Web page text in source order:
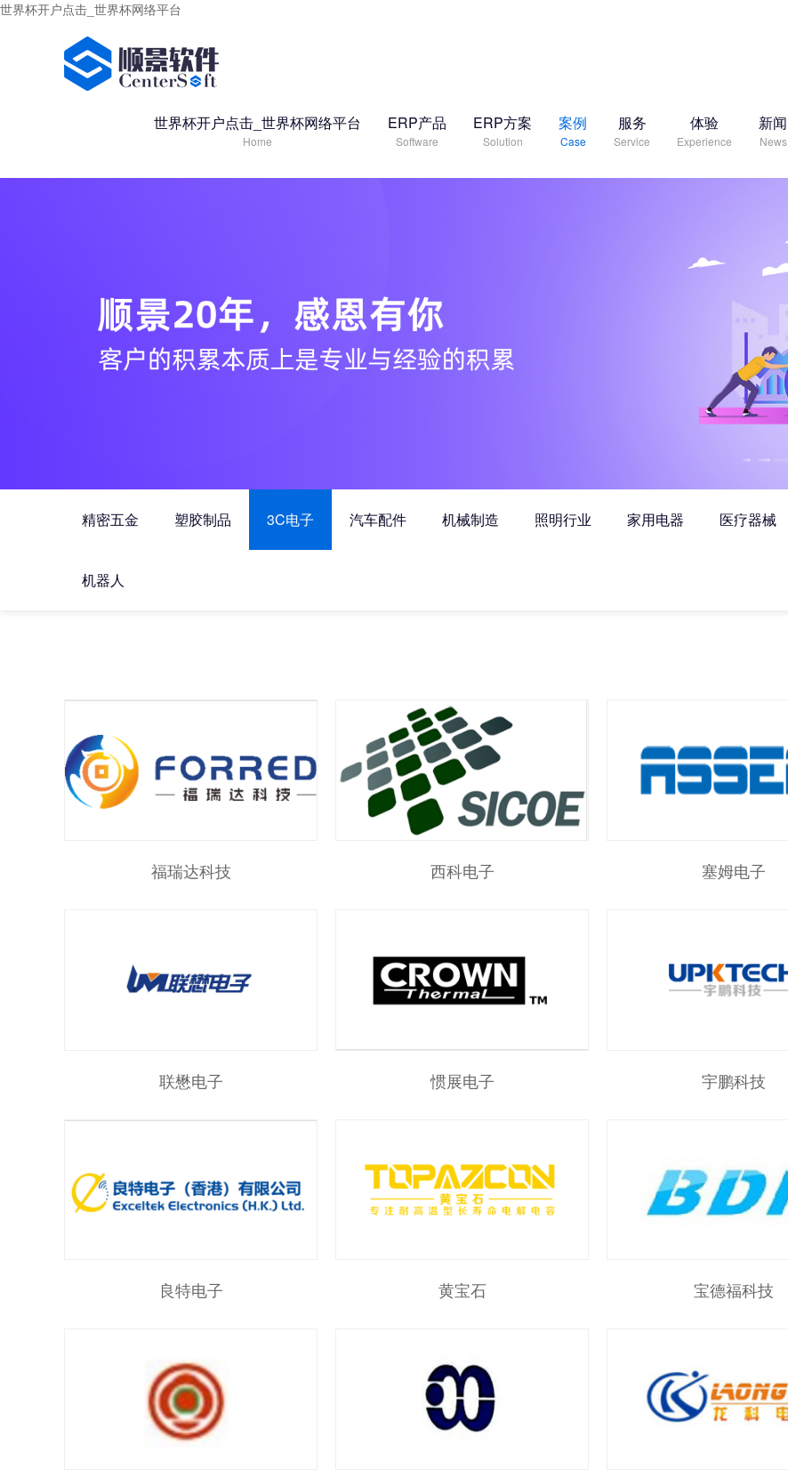
世界杯开户点击_世界杯网络平台
世界杯开户点击_世界杯网络平台
Home
ERP产品
Software
ERP方案
Solution
案例
Case
服务
Service
体验
Experience
新闻
News
精密五金 塑胶制品 3C电子 汽车配件 机械制造 照明行业 家用电器 医疗器械
机器人
福瑞达科技 西科电子 塞姆电子
联懋电子 惯展电子 宇鹏科技
良特电子 黄宝石 宝德福科技